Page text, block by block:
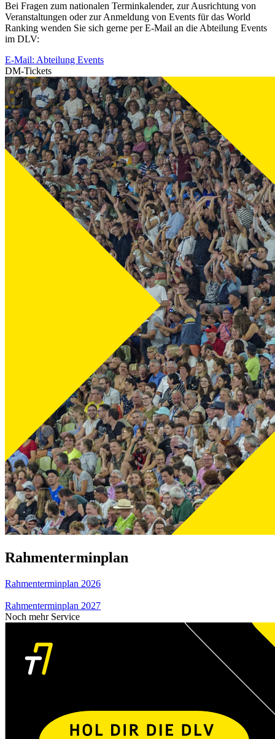
Bei Fragen zum nationalen Terminkalender, zur Ausrichtung von
Veranstaltungen oder zur Anmeldung von Events für das World
Ranking wenden Sie sich gerne per E-Mail an die Abteilung Events
im DLV:
E-Mail: Abteilung Events
DM-Tickets
Rahmenterminplan
Rahmenterminplan 2026
Rahmenterminplan 2027
Noch mehr Service